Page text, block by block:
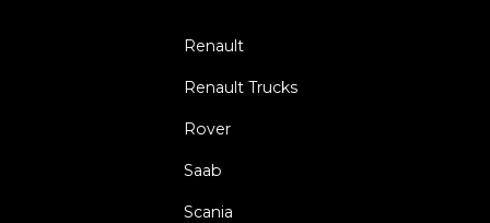
Renault
Renault Trucks
Rover
Saab
Scania